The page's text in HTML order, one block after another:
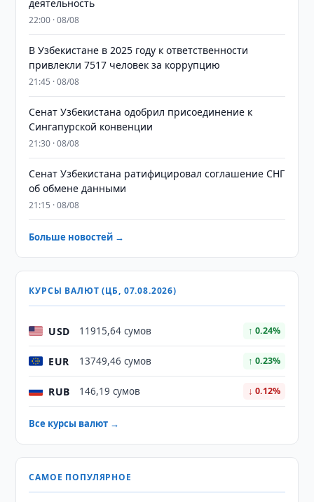
деятельность
22:00 · 08/08
В Узбекистане в 2025 году к ответственности
привлекли 7517 человек за коррупцию
21:45 · 08/08
Сенат Узбекистана одобрил присоединение к
Сингапурской конвенции
21:30 · 08/08
Сенат Узбекистана ратифицировал соглашение СНГ
об обмене данными
21:15 · 08/08
Больше новостей →
КУРСЫ ВАЛЮТ (ЦБ, 07.08.2026)
USD 11915,64 сумов ↑ 0.24%
EUR 13749,46 сумов ↑ 0.23%
RUB 146,19 сумов ↓ 0.12%
Все курсы валют →
САМОЕ ПОПУЛЯРНОЕ